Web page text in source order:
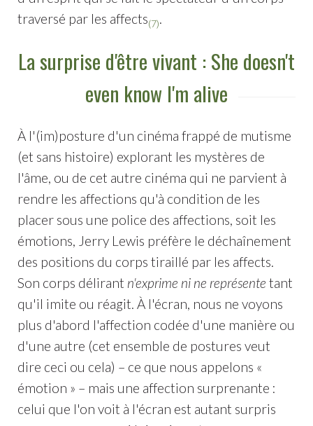
traversé par les affects(7).
La surprise d'être vivant : She doesn't
even know I'm alive
À l'(im)posture d'un cinéma frappé de mutisme
(et sans histoire) explorant les mystères de
l'âme, ou de cet autre cinéma qui ne parvient à
rendre les affections qu'à condition de les
placer sous une police des affections, soit les
émotions, Jerry Lewis préfère le déchaînement
des positions du corps tiraillé par les affects.
Son corps délirant n'exprime ni ne représente tant
qu'il imite ou réagit. À l'écran, nous ne voyons
plus d'abord l'affection codée d'une manière ou
d'une autre (cet ensemble de postures veut
dire ceci ou cela) – ce que nous appelons «
émotion » – mais une affection surprenante :
celui que l'on voit à l'écran est autant surpris